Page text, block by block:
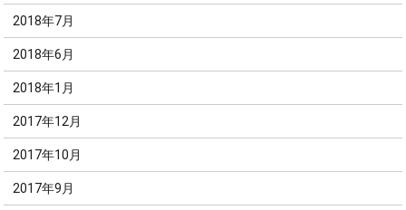
2018年7月
2018年6月
2018年1月
2017年12月
2017年10月
2017年9月